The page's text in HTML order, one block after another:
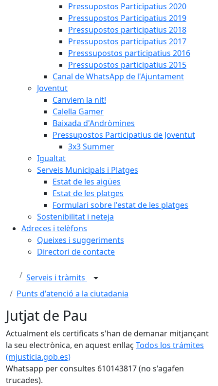
Pressupostos Participatius 2020
Pressupostos Participatius 2019
Pressupostos participatius 2018
Pressupostos participatius 2017
Presssupostos participatius 2016
Pressupostos participatius 2015
Canal de WhatsApp de l'Ajuntament
Joventut
Canviem la nit!
Calella Gamer
Baixada d'Andròmines
Pressupostos Participatius de Joventut
3x3 Summer
Igualtat
Serveis Municipals i Platges
Estat de les aigües
Estat de les platges
Formulari sobre l'estat de les platges
Sostenibilitat i neteja
Adreces i telèfons
Queixes i suggeriments
Directori de contacte
Serveis i tràmits
Punts d'atenció a la ciutadania
Jutjat de Pau
Actualment els certificats s'han de demanar mitjançant
la seu electrònica, en aquest enllaç Todos los trámites
(mjusticia.gob.es)
Whatsapp per consultes 610143817 (no s'agafen
trucades).